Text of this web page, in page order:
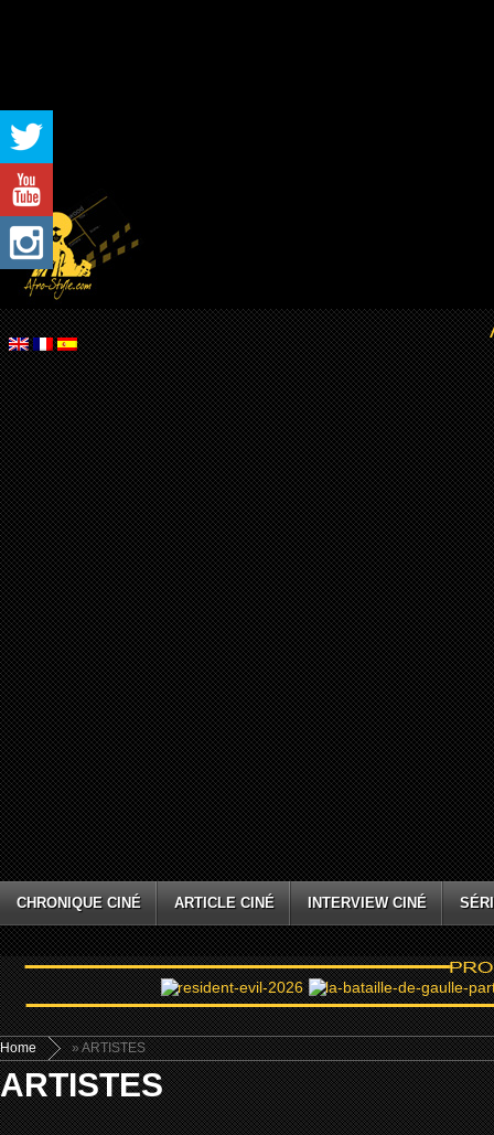
CHRONIQUE CINÉ ARTICLE CINÉ INTERVIEW CINÉ
Home » ARTISTES
ARTISTES